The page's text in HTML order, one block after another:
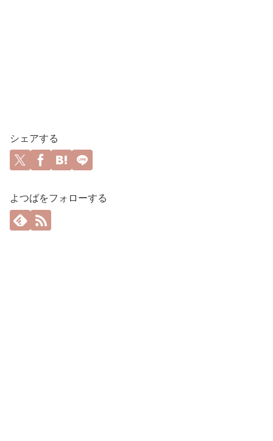
シェアする
よつばをフォローする